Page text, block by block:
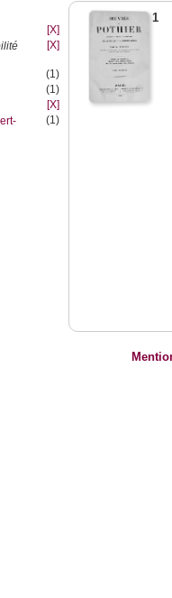
[X]
[X]
(1)
(1)
[X]
(1)
1